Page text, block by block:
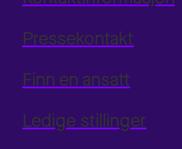
Pressekontakt
Finn en ansatt
Ledige stillinger